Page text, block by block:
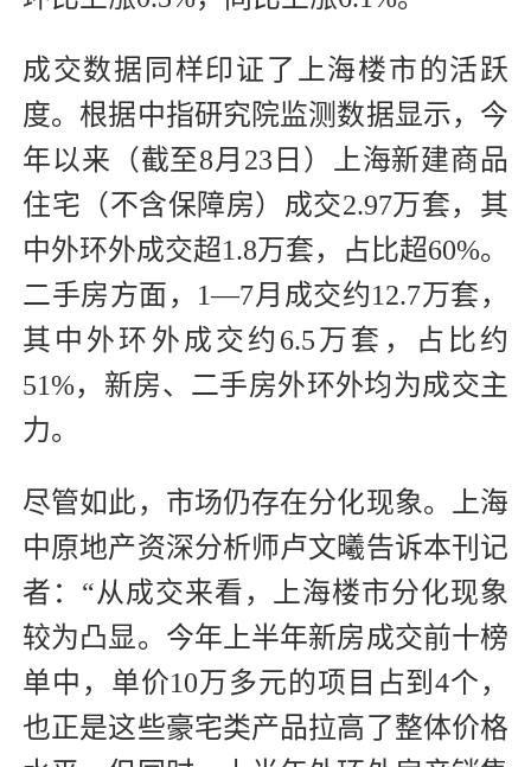
成交数据同样印证了上海楼市的活跃
度。根据中指研究院监测数据显示，今
年以来（截至8月23日）上海新建商品
住宅（不含保障房）成交2.97万套，其
中外环外成交超1.8万套，占比超60%。
二手房方面，1—7月成交约12.7万套，
其中外环外成交约6.5万套，占比约
51%，新房、二手房外环外均为成交主
力。
尽管如此，市场仍存在分化现象。上海
中原地产资深分析师卢文曦告诉本刊记
者：“从成交来看，上海楼市分化现象
较为凸显。今年上半年新房成交前十榜
单中，单价10万多元的项目占到4个，
也正是这些豪宅类产品拉高了整体价格